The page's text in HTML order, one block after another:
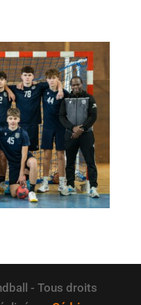
- Tous droits